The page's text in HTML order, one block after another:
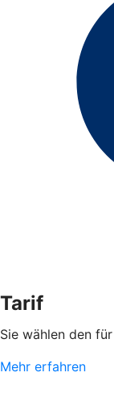
Tarif
Sie wählen den
Mehr erfahren